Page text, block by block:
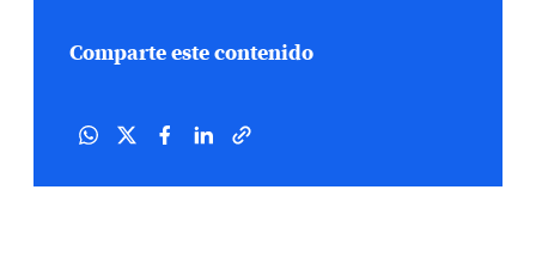
Comparte este contenido